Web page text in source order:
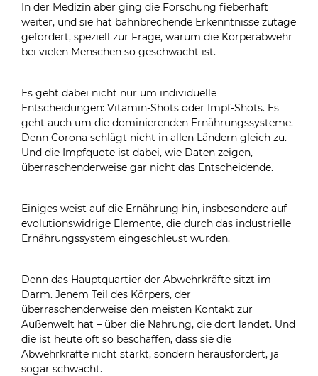
In der Medizin aber ging die Forschung fieberhaft
weiter, und sie hat bahnbrechende Erkenntnisse zutage
gefördert, speziell zur Frage, warum die Körperabwehr
bei vielen Menschen so geschwächt ist.
Es geht dabei nicht nur um individuelle
Entscheidungen: Vitamin-Shots oder Impf-Shots. Es
geht auch um die dominierenden Ernährungssysteme.
Denn Corona schlägt nicht in allen Ländern gleich zu.
Und die Impfquote ist dabei, wie Daten zeigen,
überraschenderweise gar nicht das Entscheidende.
Einiges weist auf die Ernährung hin, insbesondere auf
evolutionswidrige Elemente, die durch das industrielle
Ernährungssystem eingeschleust wurden.
Denn das Hauptquartier der Abwehrkräfte sitzt im
Darm. Jenem Teil des Körpers, der
überraschenderweise den meisten Kontakt zur
Außenwelt hat – über die Nahrung, die dort landet. Und
die ist heute oft so beschaffen, dass sie die
Abwehrkräfte nicht stärkt, sondern herausfordert, ja
sogar schwächt.